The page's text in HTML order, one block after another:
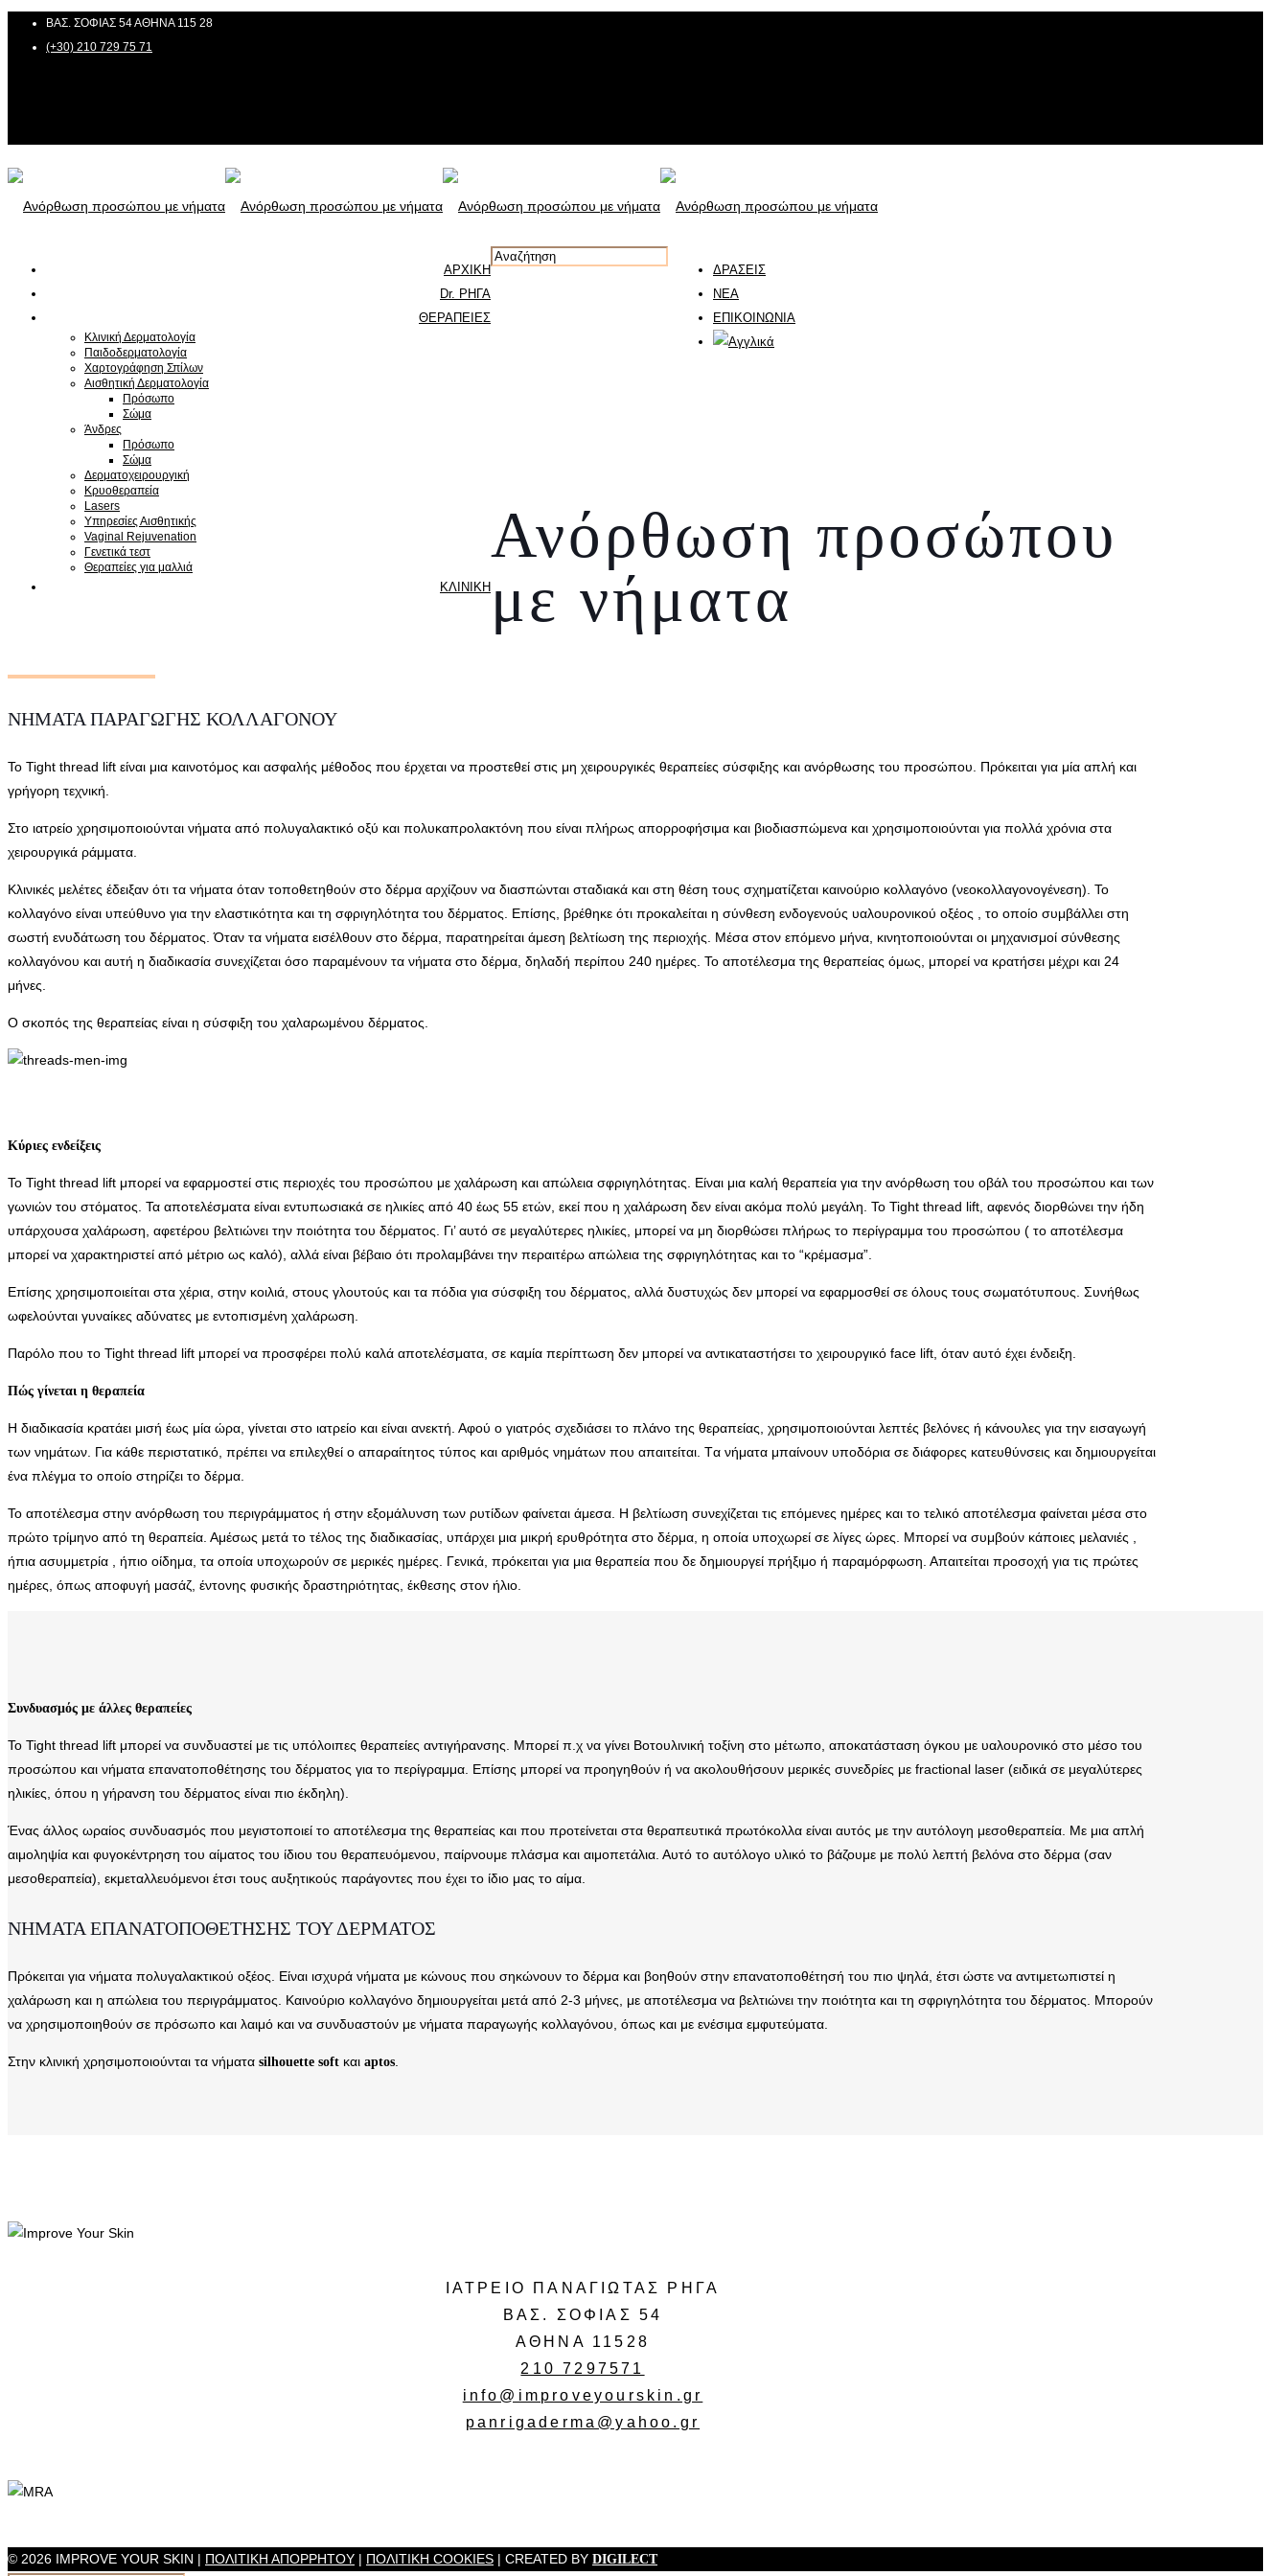
ΒΑΣ. ΣΟΦΙΑΣ 54 ΑΘΗΝΑ 115 28
(+30) 210 729 75 71
ΑΡΧΙΚΗ
Dr. ΡΗΓΑ
ΘΕΡΑΠΕΙΕΣ
Κλινική Δερματολογία
Παιδοδερματολογία
Χαρτογράφηση Σπίλων
Αισθητική Δερματολογία
Πρόσωπο
Σώμα
Άνδρες
Πρόσωπο
Σώμα
Δερματοχειρουργική
Κρυοθεραπεία
Lasers
Υπηρεσίες Αισθητικής
Vaginal Rejuvenation
Γενετικά τεστ
Θεραπείες για μαλλιά
ΚΛΙΝΙΚΗ
ΔΡΑΣΕΙΣ
ΝΕΑ
ΕΠΙΚΟΙΝΩΝΙΑ
Ανόρθωση προσώπου
με νήματα
ΝΗΜΑΤΑ ΠΑΡΑΓΩΓΗΣ ΚΟΛΛΑΓΟΝΟΥ
Το Tight thread lift είναι μια καινοτόμος και ασφαλής μέθοδος που έρχεται να προστεθεί στις μη χειρουργικές θεραπείες σύσφιξης και ανόρθωσης του προσώπου. Πρόκειται για μία απλή και
γρήγορη τεχνική.
Στο ιατρείο χρησιμοποιούνται νήματα από πολυγαλακτικό οξύ και πολυκαπρολακτόνη που είναι πλήρως απορροφήσιμα και βιοδιασπώμενα και χρησιμοποιούνται για πολλά χρόνια στα
χειρουργικά ράμματα.
Κλινικές μελέτες έδειξαν ότι τα νήματα όταν τοποθετηθούν στο δέρμα αρχίζουν να διασπώνται σταδιακά και στη θέση τους σχηματίζεται καινούριο κολλαγόνο (νεοκολλαγονογένεση). Το
κολλαγόνο είναι υπεύθυνο για την ελαστικότητα και τη σφριγηλότητα του δέρματος. Επίσης, βρέθηκε ότι προκαλείται η σύνθεση ενδογενούς υαλουρονικού οξέος , το οποίο συμβάλλει στη
σωστή ενυδάτωση του δέρματος. Όταν τα νήματα εισέλθουν στο δέρμα, παρατηρείται άμεση βελτίωση της περιοχής. Μέσα στον επόμενο μήνα, κινητοποιούνται οι μηχανισμοί σύνθεσης
κολλαγόνου και αυτή η διαδικασία συνεχίζεται όσο παραμένουν τα νήματα στο δέρμα, δηλαδή περίπου 240 ημέρες. Το αποτέλεσμα της θεραπείας όμως, μπορεί να κρατήσει μέχρι και 24
μήνες.
Ο σκοπός της θεραπείας είναι η σύσφιξη του χαλαρωμένου δέρματος.
Κύριες ενδείξεις
To Tight thread lift μπορεί να εφαρμοστεί στις περιοχές του προσώπου με χαλάρωση και απώλεια σφριγηλότητας. Είναι μια καλή θεραπεία για την ανόρθωση του οβάλ του προσώπου και των
γωνιών του στόματος. Τα αποτελέσματα είναι εντυπωσιακά σε ηλικίες από 40 έως 55 ετών, εκεί που η χαλάρωση δεν είναι ακόμα πολύ μεγάλη. Το Tight thread lift, αφενός διορθώνει την ήδη
υπάρχουσα χαλάρωση, αφετέρου βελτιώνει την ποιότητα του δέρματος. Γι’ αυτό σε μεγαλύτερες ηλικίες, μπορεί να μη διορθώσει πλήρως το περίγραμμα του προσώπου ( το αποτέλεσμα
μπορεί να χαρακτηριστεί από μέτριο ως καλό), αλλά είναι βέβαιο ότι προλαμβάνει την περαιτέρω απώλεια της σφριγηλότητας και το “κρέμασμα”.
Επίσης χρησιμοποιείται στα χέρια, στην κοιλιά, στους γλουτούς και τα πόδια για σύσφιξη του δέρματος, αλλά δυστυχώς δεν μπορεί να εφαρμοσθεί σε όλους τους σωματότυπους. Συνήθως
ωφελούνται γυναίκες αδύνατες με εντοπισμένη χαλάρωση.
Παρόλο που το Tight thread lift μπορεί να προσφέρει πολύ καλά αποτελέσματα, σε καμία περίπτωση δεν μπορεί να αντικαταστήσει το χειρουργικό face lift, όταν αυτό έχει ένδειξη.
Πώς γίνεται η θεραπεία
Η διαδικασία κρατάει μισή έως μία ώρα, γίνεται στο ιατρείο και είναι ανεκτή. Αφού ο γιατρός σχεδιάσει το πλάνο της θεραπείας, χρησιμοποιούνται λεπτές βελόνες ή κάνουλες για την εισαγωγή
των νημάτων. Για κάθε περιστατικό, πρέπει να επιλεχθεί ο απαραίτητος τύπος και αριθμός νημάτων που απαιτείται. Tα νήματα μπαίνουν υποδόρια σε διάφορες κατευθύνσεις και δημιουργείται
ένα πλέγμα το οποίο στηρίζει το δέρμα.
Το αποτέλεσμα στην ανόρθωση του περιγράμματος ή στην εξομάλυνση των ρυτίδων φαίνεται άμεσα. Η βελτίωση συνεχίζεται τις επόμενες ημέρες και το τελικό αποτέλεσμα φαίνεται μέσα στο
πρώτο τρίμηνο από τη θεραπεία. Αμέσως μετά το τέλος της διαδικασίας, υπάρχει μια μικρή ερυθρότητα στο δέρμα, η οποία υποχωρεί σε λίγες ώρες. Μπορεί να συμβούν κάποιες μελανιές ,
ήπια ασυμμετρία , ήπιο οίδημα, τα οποία υποχωρούν σε μερικές ημέρες. Γενικά, πρόκειται για μια θεραπεία που δε δημιουργεί πρήξιμο ή παραμόρφωση. Απαιτείται προσοχή για τις πρώτες
ημέρες, όπως αποφυγή μασάζ, έντονης φυσικής δραστηριότητας, έκθεσης στον ήλιο.
Συνδυασμός με άλλες θεραπείες
Το Tight thread lift μπορεί να συνδυαστεί με τις υπόλοιπες θεραπείες αντιγήρανσης. Μπορεί π.χ να γίνει Βοτουλινική τοξίνη στο μέτωπο, αποκατάσταση όγκου με υαλουρονικό στο μέσο του
προσώπου και νήματα επανατοποθέτησης του δέρματος για το περίγραμμα. Επίσης μπορεί να προηγηθούν ή να ακολουθήσουν μερικές συνεδρίες με fractional laser (ειδικά σε μεγαλύτερες
ηλικίες, όπου η γήρανση του δέρματος είναι πιο έκδηλη).
Ένας άλλος ωραίος συνδυασμός που μεγιστοποιεί το αποτέλεσμα της θεραπείας και που προτείνεται στα θεραπευτικά πρωτόκολλα είναι αυτός με την αυτόλογη μεσοθεραπεία. Με μια απλή
αιμοληψία και φυγοκέντρηση του αίματος του ίδιου του θεραπευόμενου, παίρνουμε πλάσμα και αιμοπετάλια. Αυτό το αυτόλογο υλικό το βάζουμε με πολύ λεπτή βελόνα στο δέρμα (σαν
μεσοθεραπεία), εκμεταλλευόμενοι έτσι τους αυξητικούς παράγοντες που έχει το ίδιο μας το αίμα.
ΝΗΜΑΤΑ ΕΠΑΝΑΤΟΠΟΘΕΤΗΣΗΣ ΤΟΥ ΔΕΡΜΑΤΟΣ
Πρόκειται για νήματα πολυγαλακτικού οξέος. Είναι ισχυρά νήματα με κώνους που σηκώνουν το δέρμα και βοηθούν στην επανατοποθέτησή του πιο ψηλά, έτσι ώστε να αντιμετωπιστεί η
χαλάρωση και η απώλεια του περιγράμματος. Καινούριο κολλαγόνο δημιουργείται μετά από 2-3 μήνες, με αποτέλεσμα να βελτιώνει την ποιότητα και τη σφριγηλότητα του δέρματος. Μπορούν
να χρησιμοποιηθούν σε πρόσωπο και λαιμό και να συνδυαστούν με νήματα παραγωγής κολλαγόνου, όπως και με ενέσιμα εμφυτεύματα.
Στην κλινική χρησιμοποιούνται τα νήματα silhouette soft και aptos.
ΙΑΤΡΕΙΟ ΠΑΝΑΓΙΩΤΑΣ ΡΗΓΑ
ΒΑΣ. ΣΟΦΙΑΣ 54
ΑΘΗΝΑ 11528
210 7297571
info@improveyourskin.gr
panrigaderma@yahoo.gr
© 2026 IMPROVE YOUR SKIN | ΠΟΛΙΤΙΚΗ ΑΠΟΡΡΗΤΟΥ | ΠΟΛΙΤΙΚΗ COOKIES | CREATED BY DIGILECT